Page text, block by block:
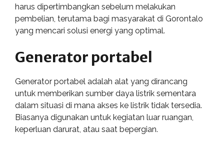
harus dipertimbangkan sebelum melakukan
pembelian, terutama bagi masyarakat di Gorontalo
yang mencari solusi energi yang optimal.
Generator portabel
Generator portabel adalah alat yang dirancang
untuk memberikan sumber daya listrik sementara
dalam situasi di mana akses ke listrik tidak tersedia.
Biasanya digunakan untuk kegiatan luar ruangan,
keperluan darurat, atau saat bepergian.